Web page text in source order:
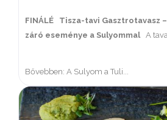
FINÁLÉ
Tisza-tavi Gasztrotavasz
záró eseménye a Sulyommal A
Bővebben: A Sulyom a Tuli...